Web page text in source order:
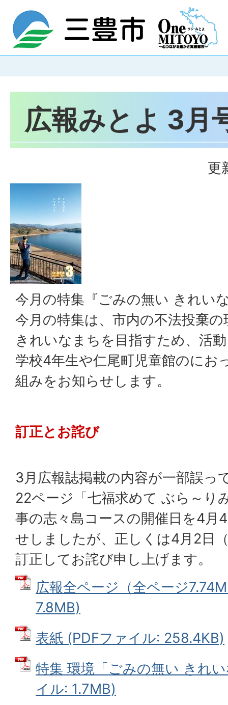
広報みとよ 3月
更
今月の特集『ごみの無い きれい
今月の特集は、市内の不法投棄
きれいなまちを目指すため、活
学校4年生や仁尾町児童館のにお
組みをお知らせします。
訂正とお詫び
3月広報誌掲載の内容が一部誤っ
22ページ「七福求めて ぶら～り
事の志々島コースの開催日を4月
せしましたが、正しくは4月2日
訂正してお詫び申し上げます。
広報全ページ（全ページ
7.8MB)
表紙 (PDFファイル: 258.4KB)
特集 環境「ごみの無い きれ
イル: 1.7MB)